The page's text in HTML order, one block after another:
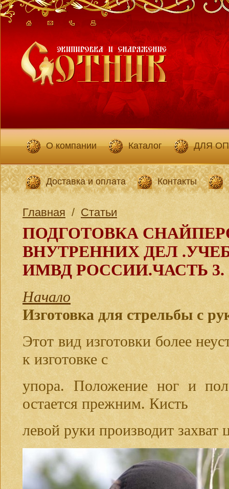
О компании Каталог ДЛЯ
Доставка и оплата Контакты
Главная / Статьи
ПОДГОТОВКА
ВНУТРЕННИХ ДЕЛ
ИМВД РОССИИ.ЧАСТЬ 3.
Начало
Изготовка для стрельбы с
Этот вид изготовки более
к изготовке с
упора. Положение ног и
остается прежним. Кисть
левой руки производит захват